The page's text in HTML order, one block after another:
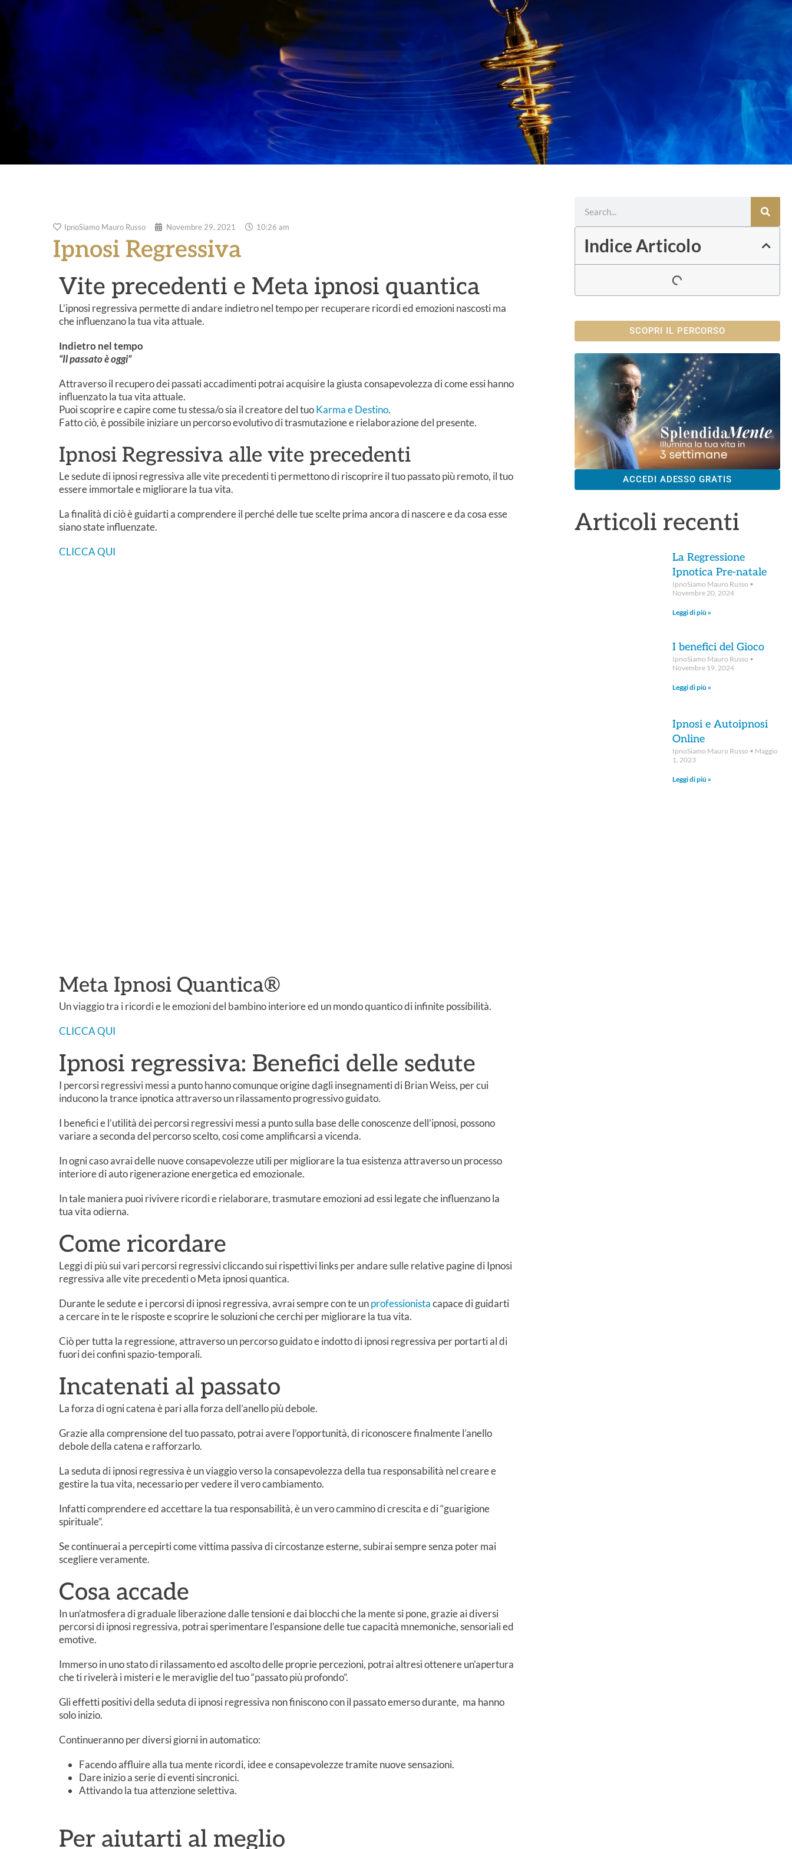
IpnoSiamo Mauro Russo Novembre 29, 2021 10:26 am
Ipnosi Regressiva
Vite precedenti e Meta ipnosi quantica
L’ipnosi regressiva permette di andare indietro nel tempo per recuperare ricordi ed emozioni nascosti ma
che influenzano la tua vita attuale.
Indietro nel tempo
“Il passato è oggi”
Attraverso il recupero dei passati accadimenti potrai acquisire la giusta consapevolezza di come essi hanno
influenzato la tua vita attuale.
Puoi scoprire e capire come tu stessa/o sia il creatore del tuoKarma e Destino.
Fatto ciò, è possibile iniziare un percorso evolutivo di trasmutazione e rielaborazione del presente.
Ipnosi Regressiva alle vite precedenti
Le sedute di ipnosi regressiva alle vite precedenti ti permettono di riscoprire il tuo passato più remoto, il tuo
essere immortale e migliorare la tua vita.
La finalità di ciò è guidarti a comprendere il perché delle tue scelte prima ancora di nascere e da cosa esse
siano state influenzate.
CLICCA QUI
Meta Ipnosi Quantica®
Un viaggio tra i ricordi e le emozioni del bambino interiore ed un mondo quantico di infinite possibilità.
CLICCA QUI
Ipnosi regressiva: Benefici delle sedute
I percorsi regressivi messi a punto hanno comunque origine dagli insegnamenti di Brian Weiss, per cui
inducono la trance ipnotica attraverso un rilassamento progressivo guidato.
I benefici e l’utilità dei percorsi regressivi messi a punto sulla base delle conoscenze dell’ipnosi, possono
variare a seconda del percorso scelto, cosi come amplificarsi a vicenda.
In ogni caso avrai delle nuove consapevolezze utili per migliorare la tua esistenza attraverso un processo
interiore di auto rigenerazione energetica ed emozionale.
In tale maniera puoi rivivere ricordi e rielaborare, trasmutare emozioni ad essi legate che influenzano la
tua vita odierna.
Come ricordare
Leggi di più sui vari percorsi regressivi cliccando sui rispettivi links per andare sulle relative pagine di Ipnosi
regressiva alle vite precedenti o Meta ipnosi quantica.
Durante le sedute e i percorsi di ipnosi regressiva, avrai sempre con te unprofessionistacapace di guidarti
a cercare in te le risposte e scoprire le soluzioni che cerchi per migliorare la tua vita.
Ciò per tutta la regressione, attraverso un percorso guidato e indotto di ipnosi regressiva per portarti al di
fuori dei confini spazio-temporali.
Incatenati al passato
La forza di ogni catena è pari alla forza dell’anello più debole.
Grazie alla comprensione del tuo passato, potrai avere l’opportunità, di riconoscere finalmente l’anello
debole della catena e rafforzarlo.
La seduta di ipnosi regressiva è un viaggio verso la consapevolezza della tua responsabilità nel creare e
gestire la tua vita, necessario per vedere il vero cambiamento.
Infatti comprendere ed accettare la tua responsabilità, è un vero cammino di crescita e di “guarigione
spirituale”.
Se continuerai a percepirti come vittima passiva di circostanze esterne, subirai sempre senza poter mai
scegliere veramente.
Cosa accade
In un’atmosfera di graduale liberazione dalle tensioni e dai blocchi che la mente si pone, grazie ai diversi
percorsi di ipnosi regressiva, potrai sperimentare l’espansione delle tue capacità mnemoniche, sensoriali ed
emotive.
Immerso in uno stato di rilassamento ed ascolto delle proprie percezioni, potrai altresì ottenere un’apertura
che ti rivelerà i misteri e le meraviglie del tuo “passato più profondo”.
Gli effetti positivi della seduta di ipnosi regressiva non finiscono con il passato emerso durante, ma hanno
solo inizio.
Continueranno per diversi giorni in automatico:
Facendo affluire alla tua mente ricordi, idee e consapevolezze tramite nuove sensazioni.
Dare inizio a serie di eventi sincronici.
Attivando la tua attenzione selettiva.
Per aiutarti al meglio
Indice Articolo
SCOPRI IL PERCORSO
ACCEDI ADESSO GRATIS
Articoli recenti
La Regressione
Ipnotica Pre-natale
IpnoSiamo Mauro Russo
Novembre 20, 2024
Leggi di più »
I benefici del Gioco
IpnoSiamo Mauro Russo
Novembre 19, 2024
Leggi di più »
Ipnosi e Autoipnosi
Online
IpnoSiamo Mauro Russo
Maggio
1, 2023
Leggi di più »